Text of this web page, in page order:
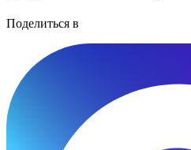
Поделиться в